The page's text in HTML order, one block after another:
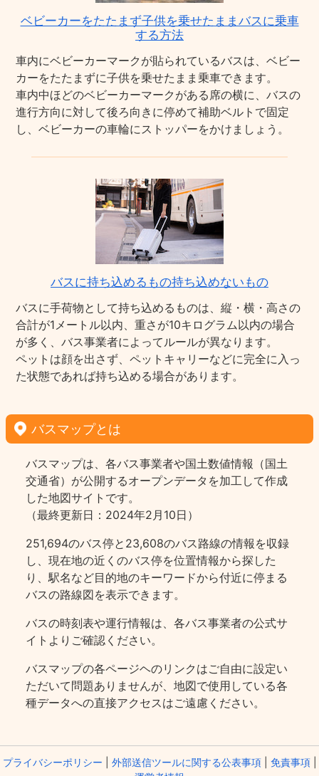
ベビーカーをたたまず子供を乗せたままバスに乗車
する方法
車内にベビーカーマークが貼られているバスは、ベビー
カーをたたまずに子供を乗せたまま乗車できます。
車内中ほどのベビーカーマークがある席の横に、バスの
進行方向に対して後ろ向きに停めて補助ベルトで固定
し、ベビーカーの車輪にストッパーをかけましょう。
バスに持ち込めるもの持ち込めないもの
バスに手荷物として持ち込めるものは、縦・横・高さの
合計が1メートル以内、重さが10キログラム以内の場合
が多く、バス事業者によってルールが異なります。
ペットは顔を出さず、ペットキャリーなどに完全に入っ
た状態であれば持ち込める場合があります。
バスマップとは
バスマップは、各バス事業者や国土数値情報（国土
交通省）が公開するオープンデータを加工して作成
した地図サイトです。
（最終更新日：2024年2月10日）
251,694のバス停と23,608のバス路線の情報を収録
し、現在地の近くのバス停を位置情報から探した
り、駅名など目的地のキーワードから付近に停まる
バスの路線図を表示できます。
バスの時刻表や運行情報は、各バス事業者の公式サ
イトよりご確認ください。
バスマップの各ページヘのリンクはご自由に設定い
ただいて問題ありませんが、地図で使用している各
種データへの直接アクセスはご遠慮ください。
プライバシーポリシー 外部送信ツールに関する公表事項| 免責事項|